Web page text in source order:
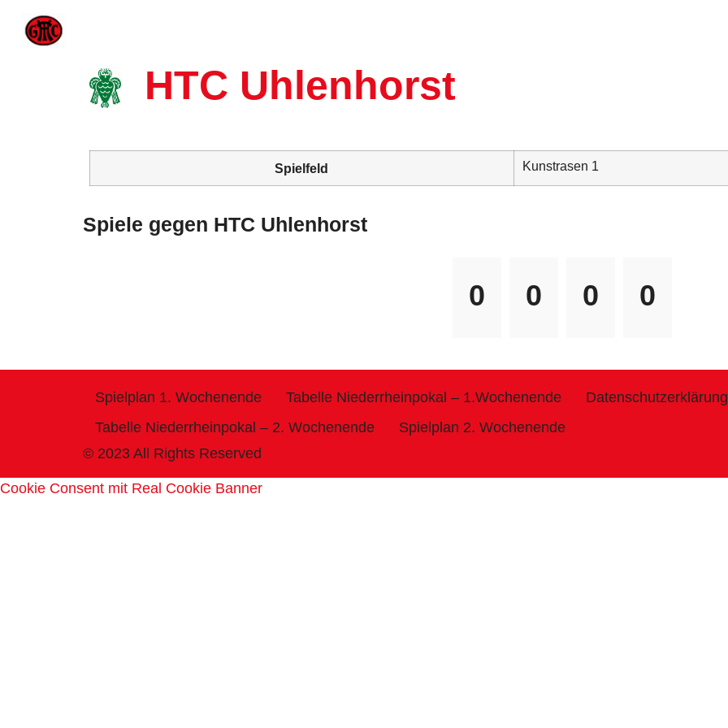
HTC Uhlenhorst
Spielfeld Kunstrasen 1
Spiele gegen HTC Uhlenhorst
0 0 0 0
Spielplan 1. Wochenende Tabelle Niederrheinpokal – 1.Wochenende Datenschutzerklärung
Tabelle Niederrheinpokal – 2. Wochenende
Spielplan 2. Wochenende
© 2023 All Rights Reserved
Cookie Consent mit Real Cookie Banner